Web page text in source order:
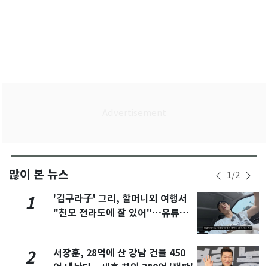
많이 본 뉴스 1/2
1
'김구라子' 그리, 할머니외 여행서
"친모 전라도에 잘 있어"…유튜브
2
서장훈, 28억에 산 강남 건물 450